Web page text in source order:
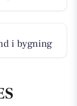
i bygning